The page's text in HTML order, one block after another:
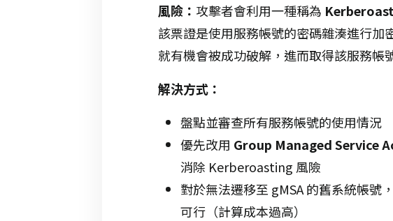
風險： 攻擊者會利用一種稱為
該票證是使用服務帳號的密碼雜湊進行加
就有機會被成功破解，進而取得該服務帳
解決方式：
盤點並審查所有服務帳號的使用情況
優先改用 Group Managed Service
消除 Kerberoasting 風險
對於無法遷移至 gMSA 的舊系統帳號
可行（計算成本過高）